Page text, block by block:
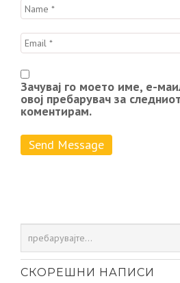
Зачувај го моето име, е-
овој пребарувач за
коментирам.
СКОРЕШНИ НАПИСИ